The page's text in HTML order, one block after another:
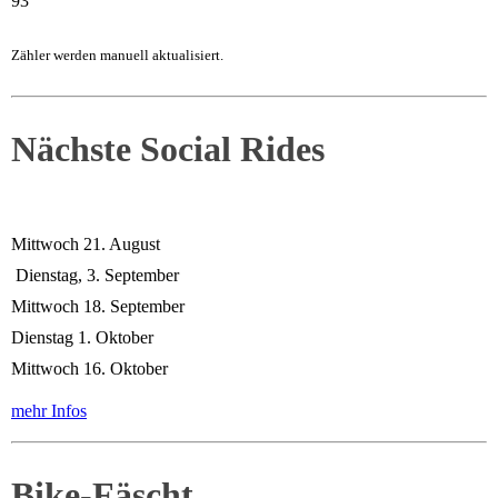
Zähler werden manuell aktualisiert.
Nächste Social Rides
Mittwoch 21. August
Dienstag, 3. September
Mittwoch 18. September
Dienstag 1. Oktober
Mittwoch 16. Oktober
mehr Infos